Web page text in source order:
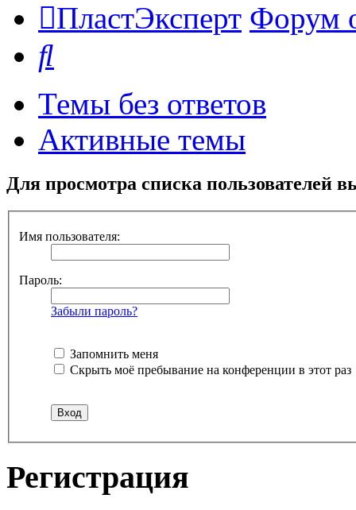
ПластЭксперт Форум
Темы без ответов
Активные темы
Для просмотра списка пользователей
Имя пользователя:
Пароль:
Забыли пароль?
Запомнить меня
Скрыть моё пребывание на конференции в этот раз
Регистрация